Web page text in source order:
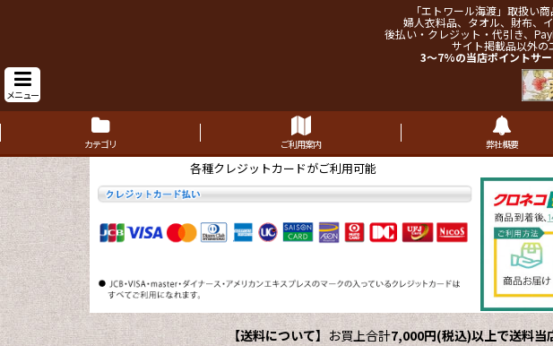
「エトワール海渡」取扱い
婦人衣料品、タオル、財布、
後払い・クレジット・代引き、
サイト掲載品以外の
3～7%の当店ポイントサ
メニュー
カテゴリ ご利用案内 弊社概要
各種クレジットカードがご利用可能
【送料について】 お買上合計7,000円(税込)以上で送料当